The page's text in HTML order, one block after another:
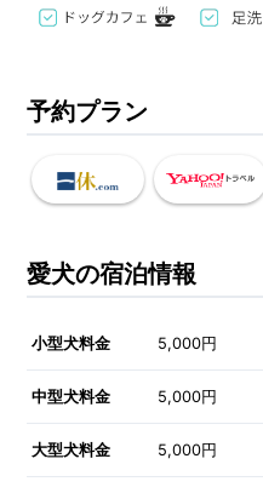
予約プラン
愛犬の宿泊情報
小型犬料金 5,000円
中型犬料金 5,000円
大型犬料金 5,000円